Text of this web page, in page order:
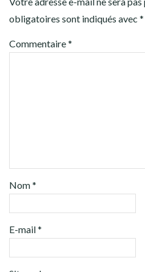
obligatoires sont indiqués avec *
Commentaire*
Nom*
E-mail*